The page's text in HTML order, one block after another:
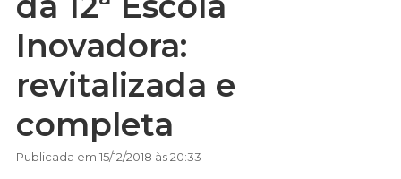
Inovadora:
revitalizada e
completa
Publicada em 15/12/2018 às 20:33